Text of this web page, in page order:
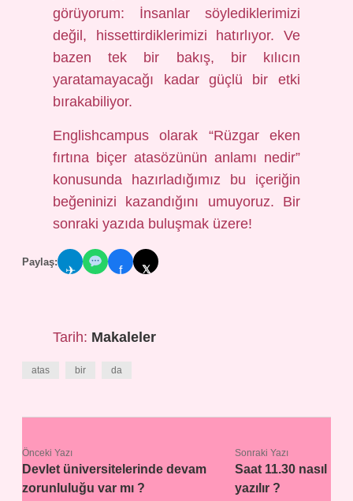
görüyorum: İnsanlar söylediklerimizi
değil, hissettirdiklerimizi hatırlıyor. Ve
bazen tek bir bakış, bir kılıcın
yaratamayacağı kadar güçlü bir etki
bırakabiliyor.
Englishcampus olarak “Rüzgar eken
fırtına biçer atasözünün anlamı nedir”
konusunda hazırladığımız bu içeriğin
beğeninizi kazandığını umuyoruz. Bir
sonraki yazıda buluşmak üzere!
Paylaş:
✈ f 𝕏
Tarih: Makaleler
atas bir da
Önceki Yazı
Devlet üniversitelerinde devam
zorunluluğu var mı ?
Sonraki Yazı
Saat 11.30 nasıl
yazılır ?